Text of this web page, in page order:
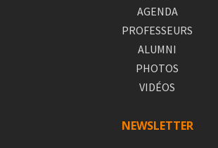
AGENDA
PROFESSEURS
ALUMNI
PHOTOS
VIDÉOS
NEWSLETTER